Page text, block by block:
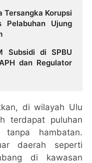
Tersangka Korupsi
Pelabuhan Ujung
Subsidi di SPBU
dan Regulator
di wilayah Ulu
terdapat puluhan
tanpa hambatan.
daerah seperti
di kawasan